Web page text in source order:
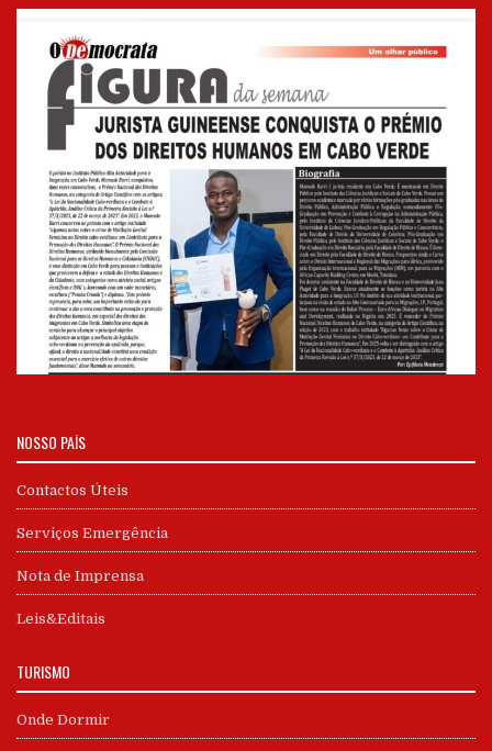
NOSSO PAÍS
Contactos Úteis
Serviços Emergência
Nota de Imprensa
Leis&Editais
TURISMO
Onde Dormir